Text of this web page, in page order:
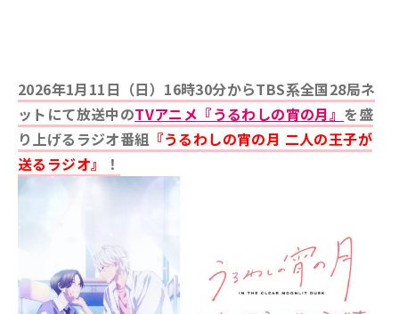
2026年1月11日（日）16時30分からTBS系全国28局ネ
ットにて放送中のTVアニメ『うるわしの宵の月』 を盛
り上げるラジオ番組 『うるわしの宵の月 二人の王子が
送るラジオ』
！